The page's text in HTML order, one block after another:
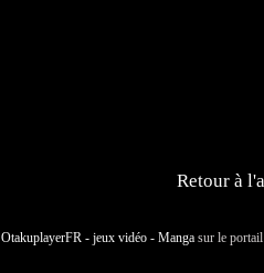
Retour à
OtakuplayerFR - jeux vidéo - Manga sur le